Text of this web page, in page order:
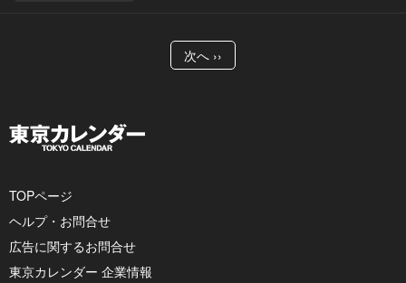
次へ ››
TOPページ
ヘルプ・お問合せ
広告に関するお問合せ
東京カレンダー 企業情報